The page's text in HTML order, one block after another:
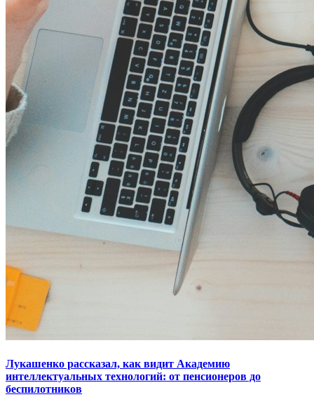
Лукашенко рассказал, как видит Академию
интеллектуальных технологий: от пенсионеров до
беспилотников